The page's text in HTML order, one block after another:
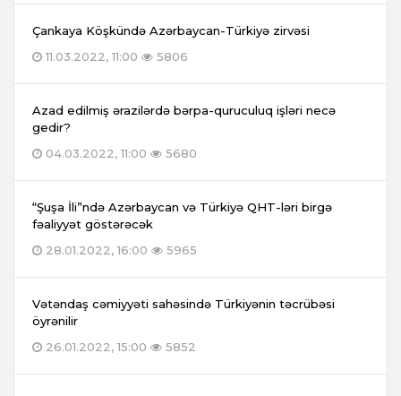
Çankaya Köşkündə Azərbaycan-Türkiyə zirvəsi
11.03.2022, 11:00
5806
Azad edilmiş ərazilərdə bərpa-quruculuq işləri necə
gedir?
04.03.2022, 11:00
5680
“Şuşa İli”ndə Azərbaycan və Türkiyə QHT-ləri birgə
fəaliyyət göstərəcək
28.01.2022, 16:00
5965
Vətəndaş cəmiyyəti sahəsində Türkiyənin təcrübəsi
öyrənilir
26.01.2022, 15:00
5852